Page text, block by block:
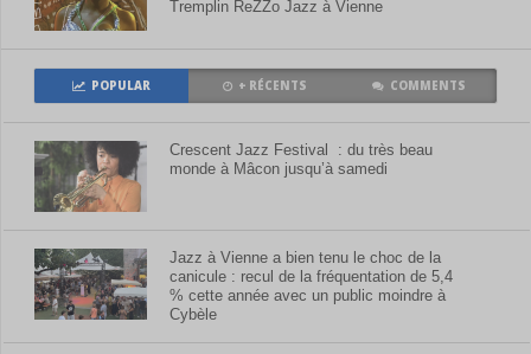
Tremplin ReZZo Jazz à Vienne
POPULAR + RÉCENTS COMMENTS
Crescent Jazz Festival : du très beau
monde à Mâcon jusqu’à samedi
Jazz à Vienne a bien tenu le choc de la
canicule : recul de la fréquentation de 5,4
% cette année avec un public moindre à
Cybèle